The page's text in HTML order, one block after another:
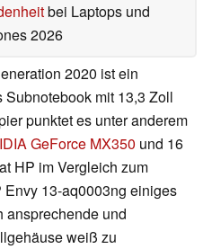
bei Laptops und
2026
2020 ist ein
mit 13,3 Zoll
punktet es unter anderem
GeForce MX350 und 16
HP im Vergleich zum
Envy 13-aq0003ng einiges
ansprechende und
weiß zu